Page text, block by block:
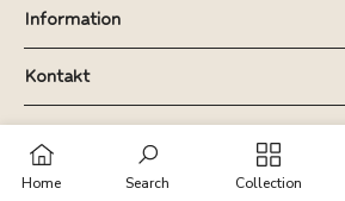
Information
Kontakt
Home Search Collection